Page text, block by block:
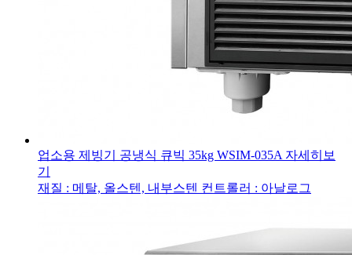
업소용 제빙기 공냉식 큐빅 35kg WSIM-035A 자세히보
기
재질 : 메탈, 올스텐, 내부스텐 컨트롤러 : 아날로그